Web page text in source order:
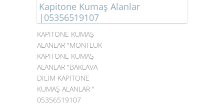
Kapitone Kumaş Alanlar
|05356519107
KAPİTONE KUMAŞ
ALANLAR "MONTLUK
KAPİTONE KUMAŞ
ALANLAR "BAKLAVA
DİLİM KAPİTONE
KUMAŞ ALANLAR "
05356519107